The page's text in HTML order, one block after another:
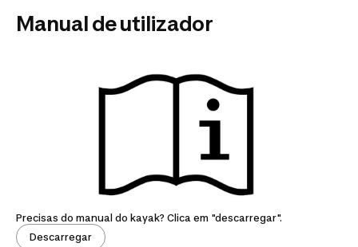
Manual de utilizador
Precisas do manual do kayak? Clica em "descarregar".
Descarregar